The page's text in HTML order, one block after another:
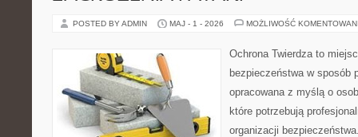
POSTED BY ADMIN MAJ - 1 - 2026 MOŻLIWOŚĆ
Ochrona Twierdza to
bezpieczeństwa w sposób
opracowana z myślą o
które potrzebują
organizacji